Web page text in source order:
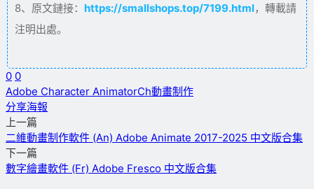
8、原文鏈接： https://smallshops.top/7199.html，轉載請
注明出處。
0 0
Adobe Character AnimatorCh動畫制作
分享海報
上一篇
二維動畫制作軟件 (An) Adobe Animate 2017-2025 中文版合集
下一篇
數字繪畫軟件 (Fr) Adobe Fresco 中文版合集